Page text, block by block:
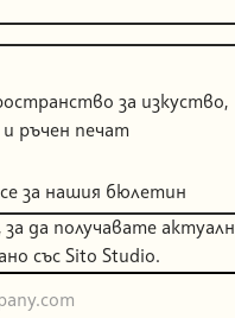
за изкуство,
ръчен печат
за нашия бюлетин
да получавате
със Sito Studio.